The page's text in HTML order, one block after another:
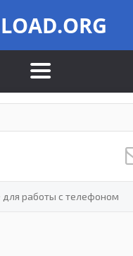
для работы с телефоном